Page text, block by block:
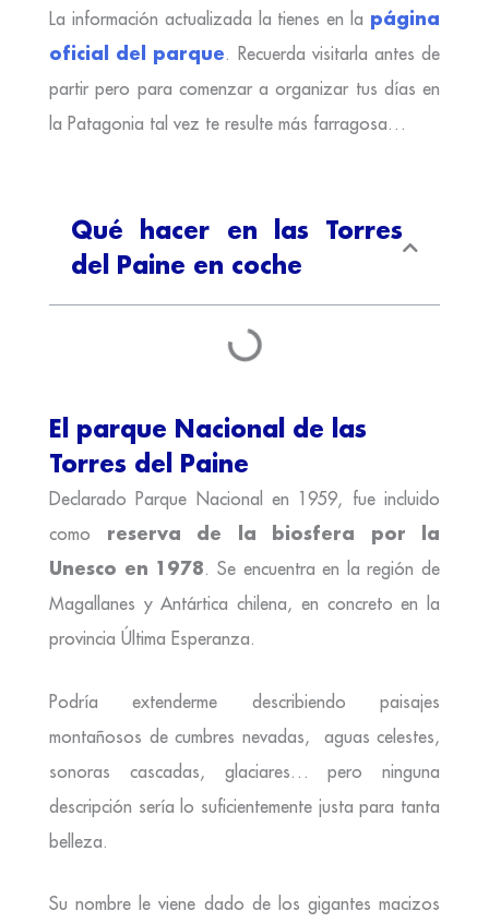
La información actualizada la tienes en la página
oficial del parque. Recuerda visitarla antes de
partir pero para comenzar a organizar tus días en
la Patagonia tal vez te resulte más farragosa…
Qué hacer en las Torres
del Paine en coche
El parque Nacional de las
Torres del Paine
Declarado Parque Nacional en 1959, fue incluido
como reserva de la biosfera por la
Unesco en 1978. Se encuentra en la región de
Magallanes y Antártica chilena, en concreto en la
provincia Última Esperanza.
Podría extenderme describiendo paisajes
montañosos de cumbres nevadas, aguas celestes,
sonoras cascadas, glaciares… pero ninguna
descripción sería lo suficientemente justa para tanta
belleza.
Su nombre le viene dado de los gigantes macizos